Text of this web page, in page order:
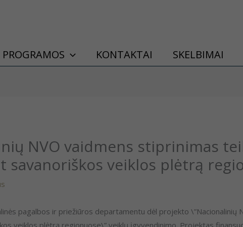
PROGRAMOS KONTAKTAI SKELBIMAI
NVO vaidmens stiprinimas
savanoriškos veiklos plėtrą
pagalbos ir priežiūros departamentu dėl projekto \”Nacionalinių